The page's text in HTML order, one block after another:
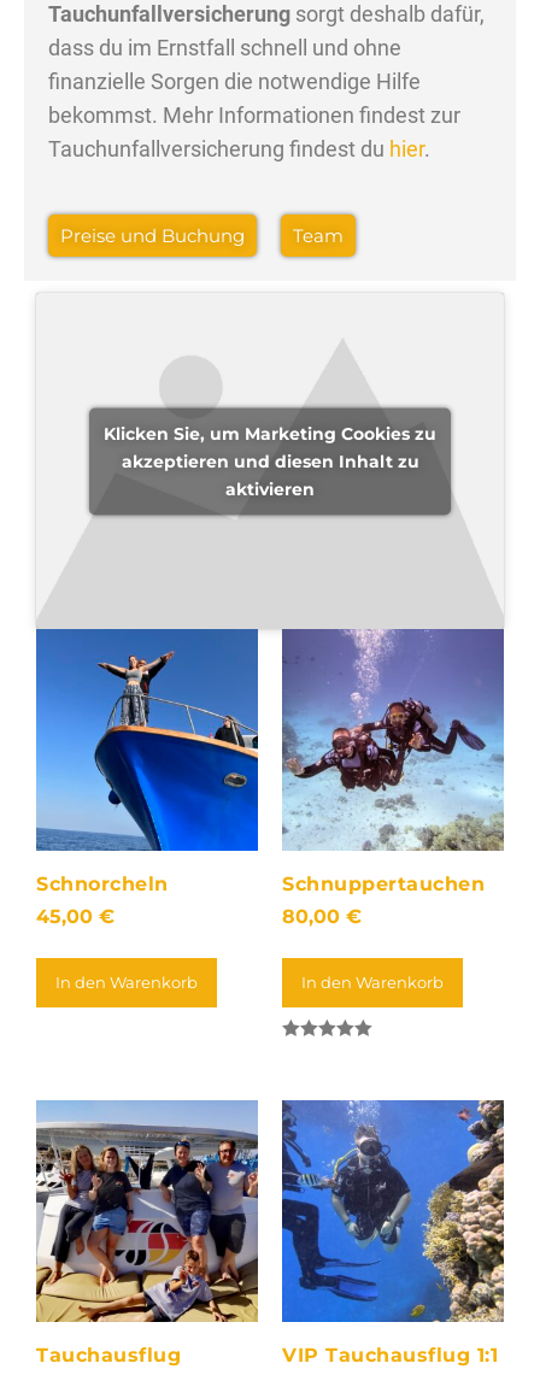
Tauchunfallversicherung sorgt deshalb dafür,
dass du im Ernstfall schnell und ohne
finanzielle Sorgen die notwendige Hilfe
bekommst. Mehr Informationen findest zur
Tauchunfallversicherung findest du hier.
Preise und Buchung Team
Klicken Sie, um Marketing Cookies zu
akzeptieren und diesen Inhalt zu
aktivieren
Schnorcheln
45,00 €
In den Warenkorb
Schnuppertauchen
80,00 €
In den Warenkorb
Tauchausflug
VIP Tauchausflug 1:1